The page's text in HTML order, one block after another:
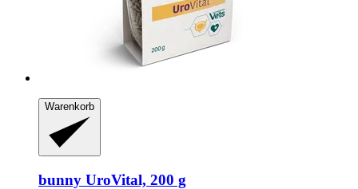
Warenkorb
bunny UroVital, 200 g